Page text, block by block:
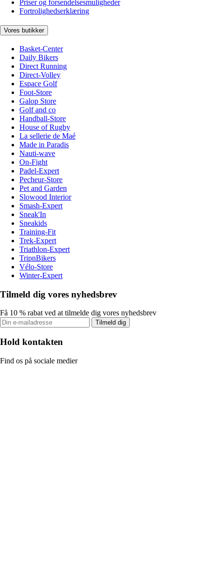
Priser og forsendelsesmuligheder
Fortrolighedserklæring
Vores butikker
Basket-Center
Daily Bikers
Direct Running
Direct-Volley
Espace Golf
Foot-Store
Galop Store
Golf and co
Handball-Store
House of Rugby
La sellerie de Maé
Made in Paradis
Nauti-wave
On-Fight
Padel-Expert
Pecheur-Store
Pet and Garden
Slowood Interior
Smash-Expert
Sneak'In
Sneakids
Training-Fit
Trek-Expert
Triathlon-Expert
TripnBikers
Vélo-Store
Winter-Expert
Tilmeld dig vores nyhedsbrev
Få 10 % rabat ved at tilmelde dig vores nyhedsbrev
Tilmeld dig
Hold kontakten
Find os på sociale medier